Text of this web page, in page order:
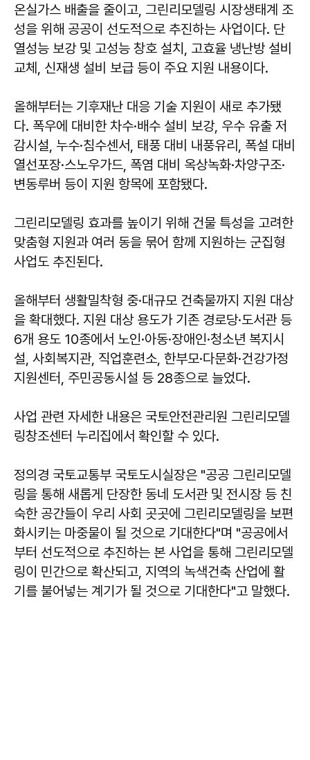
온실가스 배출을 줄이고, 그린리모델링 시장생태계 조
성을 위해 공공이 선도적으로 추진하는 사업이다. 단
열성능 보강 및 고성능 창호 설치, 고효율 냉난방 설비
교체, 신재생 설비 보급 등이 주요 지원 내용이다.
올해부터는 기후재난 대응 기술 지원이 새로 추가됐
다. 폭우에 대비한 차수·배수 설비 보강, 우수 유출 저
감시설, 누수·침수센서, 태풍 대비 내풍유리, 폭설 대비
열선포장·스노우가드, 폭염 대비 옥상녹화·차양구조·
변동루버 등이 지원 항목에 포함됐다.
그린리모델링 효과를 높이기 위해 건물 특성을 고려한
맞춤형 지원과 여러 동을 묶어 함께 지원하는 군집형
사업도 추진된다.
올해부터 생활밀착형 중·대규모 건축물까지 지원 대상
을 확대했다. 지원 대상 용도가 기존 경로당·도서관 등
6개 용도 10종에서 노인·아동·장애인·청소년 복지시
설, 사회복지관, 직업훈련소, 한부모·다문화·건강가정
지원센터, 주민공동시설 등 28종으로 늘었다.
사업 관련 자세한 내용은 국토안전관리원 그린리모델
링창조센터 누리집에서 확인할 수 있다.
정의경 국토교통부 국토도시실장은 "공공 그린리모델
링을 통해 새롭게 단장한 동네 도서관 및 전시장 등 친
숙한 공간들이 우리 사회 곳곳에 그린리모델링을 보편
화시키는 마중물이 될 것으로 기대한다"며 "공공에서
부터 선도적으로 추진하는 본 사업을 통해 그린리모델
링이 민간으로 확산되고, 지역의 녹색건축 산업에 활
기를 불어넣는 계기가 될 것으로 기대한다"고 말했다.